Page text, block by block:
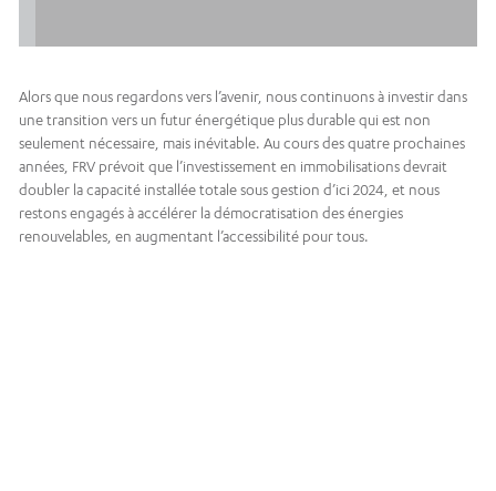
Alors que nous regardons vers l’avenir, nous continuons à investir dans
une transition vers un futur énergétique plus durable qui est non
seulement nécessaire, mais inévitable. Au cours des quatre prochaines
années, FRV prévoit que l’investissement en immobilisations devrait
doubler la capacité installée totale sous gestion d’ici 2024, et nous
restons engagés à accélérer la démocratisation des énergies
renouvelables, en augmentant l’accessibilité pour tous.